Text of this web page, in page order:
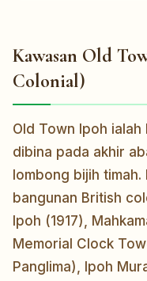
Kawasan Old
Colonial)
Old Town Ipoh
dibina pada akhir
lombong bijih
bangunan British
Ipoh (1917),
Memorial Clock
Panglima), Ipoh